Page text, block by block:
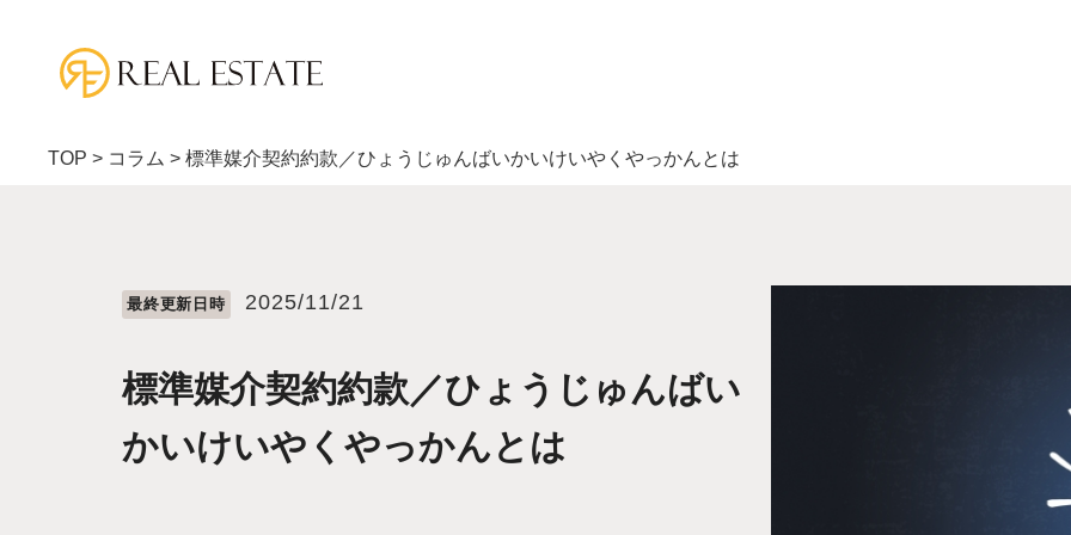
TOP > コラム > 標準媒介契約約款／ひょうじゅんばいかいけいやくやっかんとは
最終更新⽇時 2025/11/21
標準媒介契約約款／ひょうじゅんばい
かいけいやくやっかんとは